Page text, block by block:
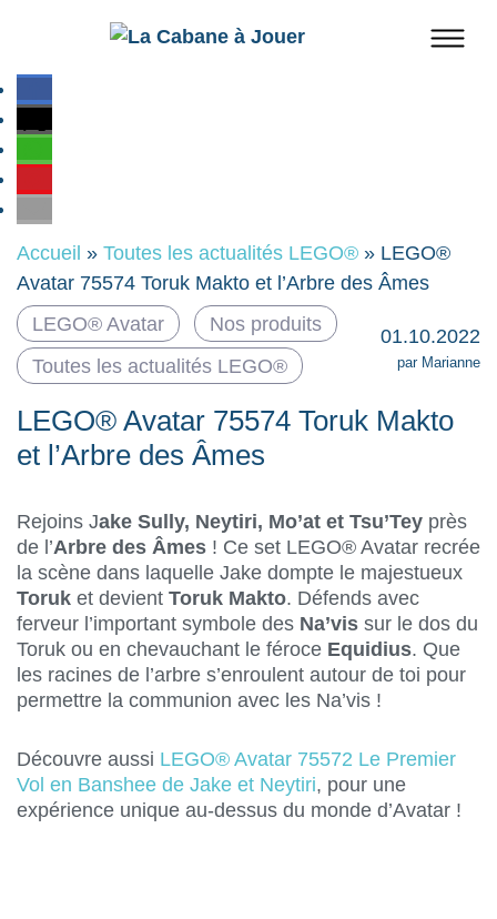
Accueil » Toutes les actualités LEGO® » LEGO®
Avatar 75574 Toruk Makto et l’Arbre des Âmes
LEGO® Avatar
Nos produits
Toutes les actualités LEGO®
01.10.2022
par Marianne
LEGO® Avatar 75574 Toruk Makto
et l’Arbre des Âmes
Rejoins Jake Sully, Neytiri, Mo’at et Tsu’Tey près
de l’Arbre des Âmes ! Ce set LEGO® Avatar recrée
la scène dans laquelle Jake dompte le majestueux
Toruk et devient Toruk Makto. Défends avec
ferveur l’important symbole des Na’vis sur le dos du
Toruk ou en chevauchant le féroce Equidius. Que
les racines de l’arbre s’enroulent autour de toi pour
permettre la communion avec les Na’vis !
Découvre aussi LEGO® Avatar 75572 Le Premier
Vol en Banshee de Jake et Neytiri, pour une
expérience unique au-dessus du monde d’Avatar !